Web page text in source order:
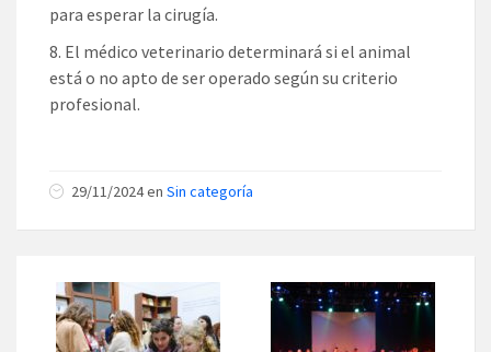
para esperar la cirugía.
El médico veterinario determinará si el animal
está o no apto de ser operado según su criterio
profesional.
29/11/2024 en Sin categoría